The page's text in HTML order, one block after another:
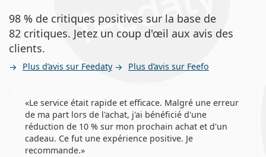
98 % de critiques positives sur la base de
82 critiques. Jetez un coup d'œil aux avis des
clients.
Plus d’avis sur Feedaty Plus d’avis sur Feefo
Le service était rapide et efficace. Malgré une erreur
de ma part lors de l'achat, j'ai bénéficié d'une
réduction de 10 % sur mon prochain achat et d'un
cadeau. Ce fut une expérience positive. Je
recommande.